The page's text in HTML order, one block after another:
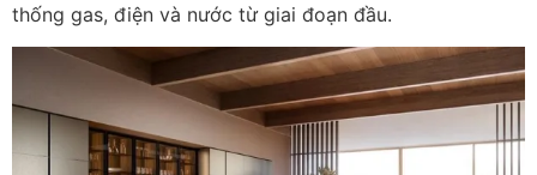
thống gas, điện và nước từ giai đoạn đầu.